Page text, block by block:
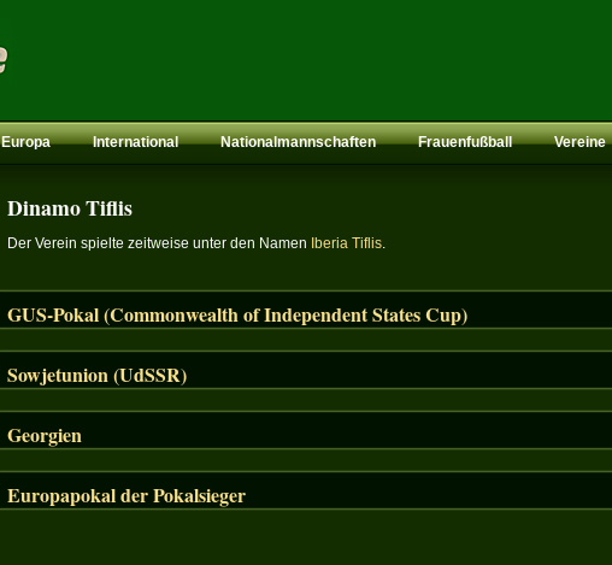
Europa International Nationalmannschaften Frauenfußball Vereine
Dinamo Tiflis
Der Verein spielte zeitweise unter den Namen Iberia Tiflis
GUS-Pokal (Commonwealth of Independent States Cup)
Sowjetunion (UdSSR)
Georgien
Europapokal der Pokalsieger